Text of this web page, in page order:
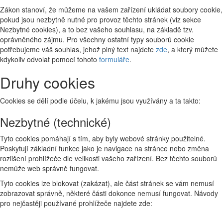
Zákon stanoví, že můžeme na vašem zařízení ukládat soubory cookie,
pokud jsou nezbytně nutné pro provoz těchto stránek (viz sekce
Nezbytné cookies), a to bez vašeho souhlasu, na základě tzv.
oprávněného zájmu. Pro všechny ostatní typy souborů cookie
potřebujeme váš souhlas, jehož plný text najdete zde, a který můžete
kdykoliv odvolat pomocí tohoto formuláře.
Druhy cookies
Cookies se dělí podle účelu, k jakému jsou využívány a ta takto:
Nezbytné (technické)
Tyto cookies pomáhají s tím, aby byly webové stránky použitelné.
Poskytují základní funkce jako je navigace na stránce nebo změna
rozlišení prohlížeče dle velikosti vašeho zařízení. Bez těchto souborů
nemůže web správně fungovat.
Tyto cookies lze blokovat (zakázat), ale část stránek se vám nemusí
zobrazovat správně, některé části dokonce nemusí fungovat. Návody
pro nejčastěji používané prohlížeče najdete zde: